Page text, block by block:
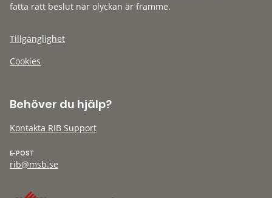
fatta rätt beslut när olyckan är framme.
Tillgänglighet
Cookies
Behöver du hjälp?
Kontakta RIB Support
E-POST
rib@msb.se